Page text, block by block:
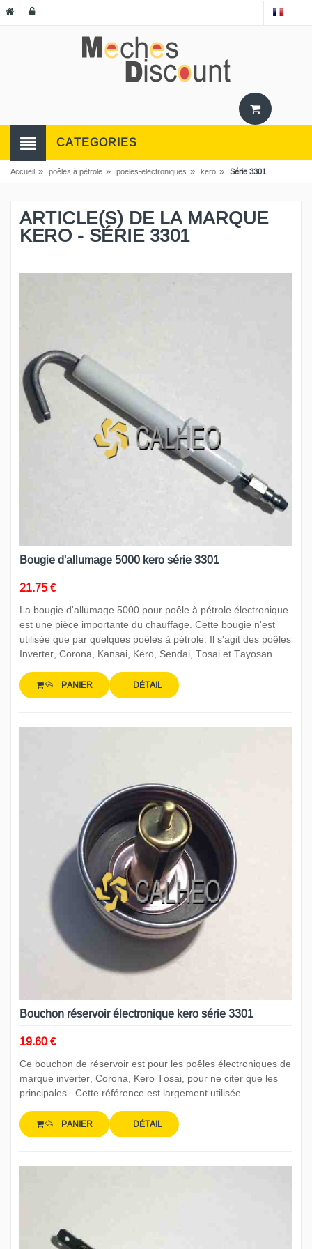
CATEGORIES
Accueil » poêles à pétrole » poeles-electroniques » kero » Série 3301
ARTICLE(S) DE LA MARQUE
KERO - SÉRIE 3301
Bougie d'allumage 5000 kero série 3301
21.75 €
La bougie d'allumage 5000 pour poêle à pétrole électronique
est une pièce importante du chauffage. Cette bougie n'est
utilisée que par quelques poêles à pétrole. Il s'agit des poêles
Inverter, Corona, Kansai, Kero, Sendai, Tosai et Tayosan.
PANIER DÉTAIL
Bouchon réservoir électronique kero série 3301
19.60 €
Ce bouchon de réservoir est pour les poêles électroniques de
marque inverter, Corona, Kero Tosai, pour ne citer que les
principales . Cette référence est largement utilisée.
PANIER DÉTAIL